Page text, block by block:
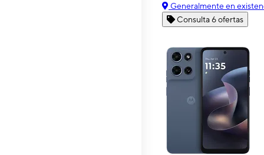
Generalmente en
Consulta 6 ofertas